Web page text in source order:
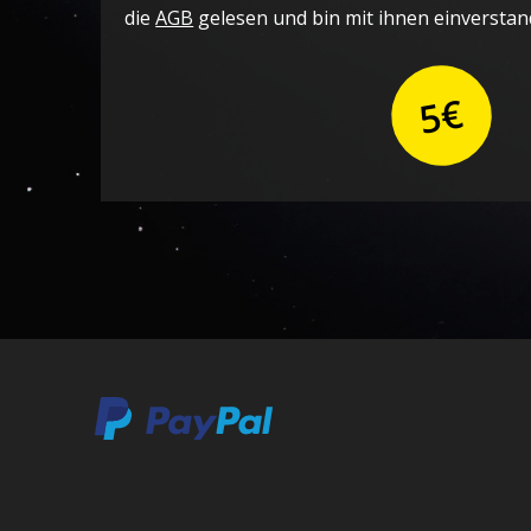
dieAGB gelesen und bin mit ihnen
5€